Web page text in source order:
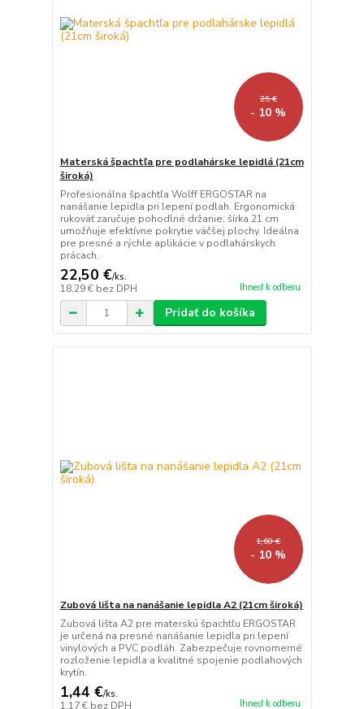
25 €
- 10 %
Materská špachtľa pre podlahárske lepidlá (21cm
široká)
Profesionálna špachtľa Wolff ERGOSTAR na
nanášanie lepidla pri lepení podlah. Ergonomická
rukoväť zaručuje pohodlné držanie, šírka 21 cm
umožňuje efektívne pokrytie väčšej plochy. Ideálna
pre presné a rýchle aplikácie v podlahárskych
prácach.
22,50 €/ks.
18,29 € bez DPH Ihneď k odberu
Pridať do košíka
1,60 €
- 10 %
Zubová lišta na nanášanie lepidla A2 (21cm široká)
Zubová lišta A2 pre materskú špachtľu ERGOSTAR
je určená na presné nanášanie lepidla pri lepení
vinylových a PVC podláh. Zabezpečuje rovnomerné
rozloženie lepidla a kvalitné spojenie podlahových
krytín.
1,44 €/ks.
1,17 € bez DPH Ihneď k odberu